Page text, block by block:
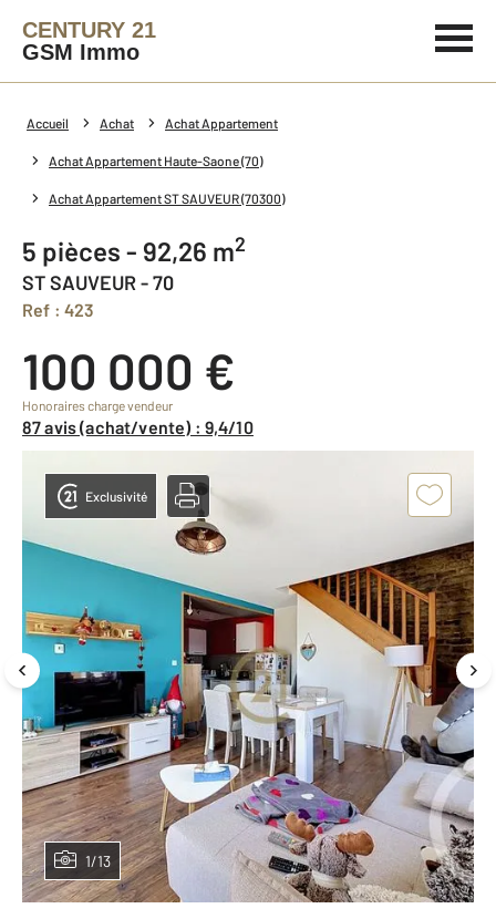
CENTURY 21
GSM Immo
Accueil Achat Achat Appartement
Achat Appartement Haute-Saone (70)
Achat Appartement ST SAUVEUR (70300)
5 pièces - 92,26 m2
ST SAUVEUR - 70
Ref : 423
100 000 €
Honoraires charge vendeur
87 avis (achat/vente) : 9,4/10
1/13
Exclusivité